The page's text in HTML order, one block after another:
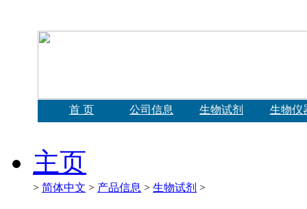
首 页 公司信息 生物试剂 生物仪
主页
> 简体中文 > 产品信息 > 生物试剂 >